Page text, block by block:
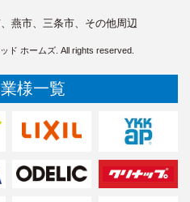
燕市、三条市、その他周辺
ド ホームズ. All rights reserved.
様一覧